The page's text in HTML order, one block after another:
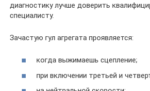
диагностику лучше доверить
специалисту.
Зачастую гул агрегата проявляется:
когда выжимаешь сцепление;
при включении третьей и